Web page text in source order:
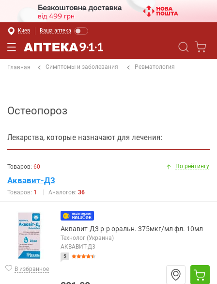
Киев Ваша аптека
Главная Симптомы и заболевания Ревматология
Остеопороз
Лекарства, которые назначают для лечения:
Товаров: 60 По рейтингу
Аквавит-Д3
Товаров: 1 Аналогов: 36
В избранное
Аквавит-Д3 р-р оральн. 375мкг/мл фл. 10мл
Технолог (Украина)
АКВАВИТ-Д3
5